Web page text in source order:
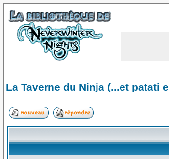
La Taverne du Ninja (...et patati